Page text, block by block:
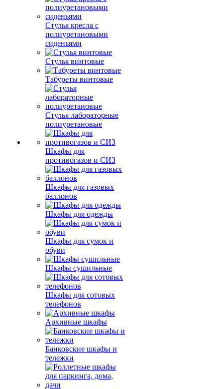
Стулья кресла с
полиуретановыми
сиденьями
Стулья винтовые
Табуреты винтовые
Стулья лабораторные
полиуретановые
Шкафы для
противогазов и СИЗ
Шкафы для газовых
баллонов
Шкафы для одежды
Шкафы для сумок и
обуви
Шкафы сушильные
Шкафы для сотовых
телефонов
Архивные шкафы
Банковские шкафы и
тележки